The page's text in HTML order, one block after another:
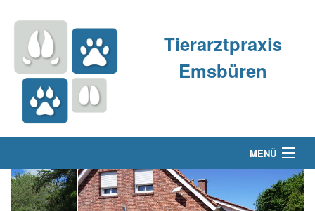
Tierarztpraxis
Emsbüren
MENÜ
Über uns